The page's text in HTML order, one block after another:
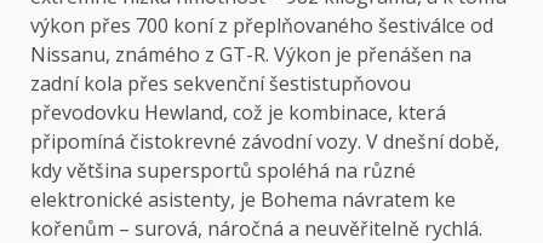
výkon přes 700 koní z přeplňovaného šestiválce od
Nissanu, známého z GT-R. Výkon je přenášen na
zadní kola přes sekvenční šestistupňovou
převodovku Hewland, což je kombinace, která
připomíná čistokrevné závodní vozy. V dnešní době,
kdy většina supersportů spoléhá na různé
elektronické asistenty, je Bohema návratem ke
kořenům – surová, náročná a neuvěřitelně rychlá.